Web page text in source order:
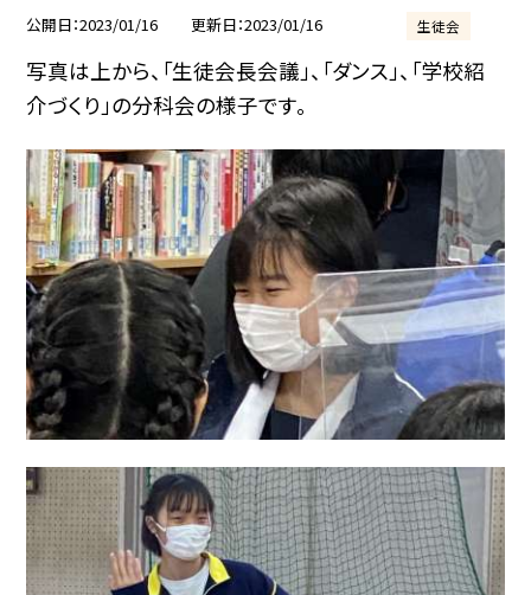
公開日 2023/01/16 更新日 2023/01/16 生徒会
写真は上から、「生徒会長会議」、「ダンス」、「学校紹
介づくり」の分科会の様子です。